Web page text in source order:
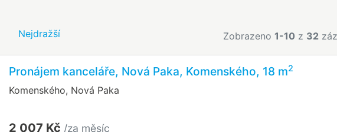
Nejdražší Zobrazeno 1-10 z 32
Pronájem kanceláře, Nová Paka, Komenského, 18 m2
Komenského, Nová Paka
2 007 Kč /za měsíc